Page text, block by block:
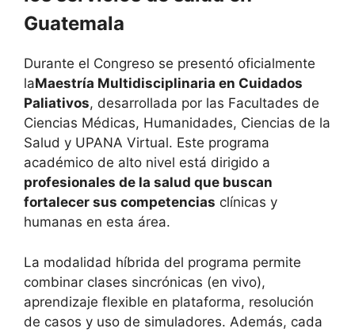
Guatemala
Durante el Congreso se presentó oficialmente
laMaestría Multidisciplinaria en Cuidados
Paliativos, desarrollada por las Facultades de
Ciencias Médicas, Humanidades, Ciencias de la
Salud y UPANA Virtual. Este programa
académico de alto nivel está dirigido a
profesionales de la salud que buscan
fortalecer sus competencias clínicas y
humanas en esta área.
La modalidad híbrida del programa permite
combinar clases sincrónicas (en vivo),
aprendizaje flexible en plataforma, resolución
de casos y uso de simuladores. Además, cada